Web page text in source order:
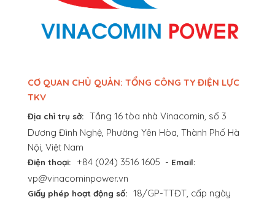
CƠ QUAN CHỦ QUẢN: TỔNG CÔNG TY ĐIỆN LỰC
TKV
Địa chỉ trụ sở: Tầng 16 tòa nhà Vinacomin, số 3
Dương Đình Nghệ, Phường Yên Hòa, Thành Phố Hà
Nội, Việt Nam
Điện thoại: +84 (024) 3516 1605 - Email:
vp@vinacominpower.vn
Giấy phép hoạt động số: 18/GP-TTĐT, cấp ngày